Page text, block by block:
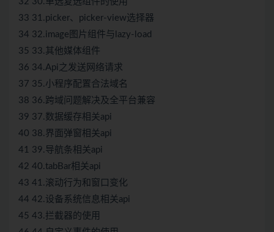
33 31.picker、picker-view选择器
34 32.image图片组件与lazy-load
35 33.其他媒体组件
36 34.Api之发送网络请求
37 35.小程序配置合法域名
38 36.跨域问题解决及全平台兼容
39 37.数据缓存相关api
40 38.界面弹窗相关api
41 39.导航条相关api
42 40.tabBar相关api
43 41.滚动行为和窗口变化
44 42.设备系统信息相关api
45 43.拦截器的使用